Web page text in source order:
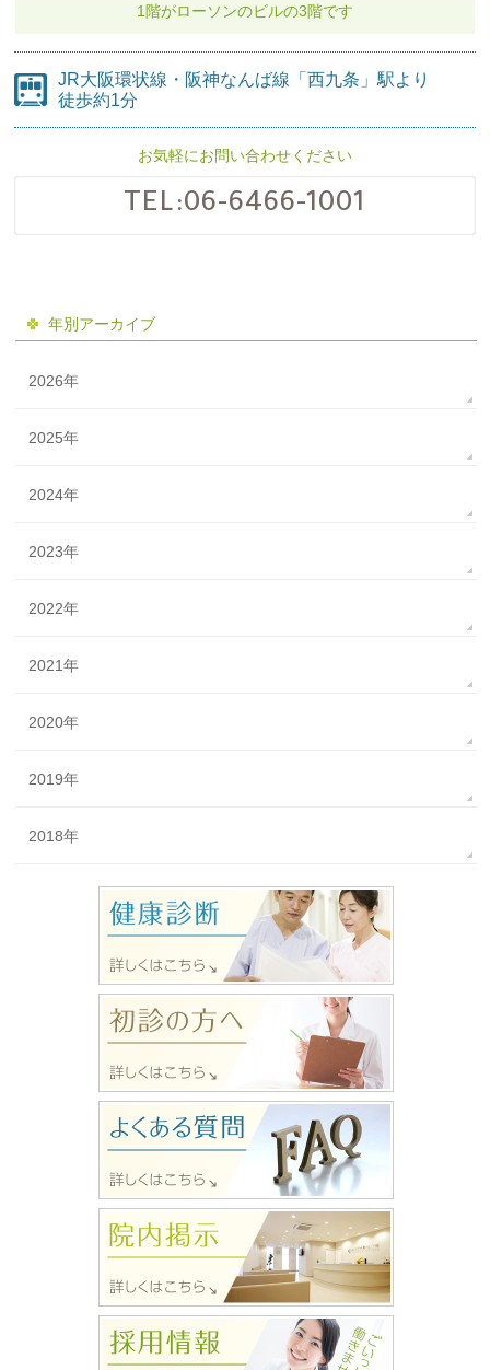
1階がローソンのビルの3階です
JR大阪環状線・阪神なんば線 「西九条」駅より
徒歩約1分
お気軽にお問い合わせください
TEL:06-6466-1001
年別アーカイブ
2026年
2025年
2024年
2023年
2022年
2021年
2020年
2019年
2018年